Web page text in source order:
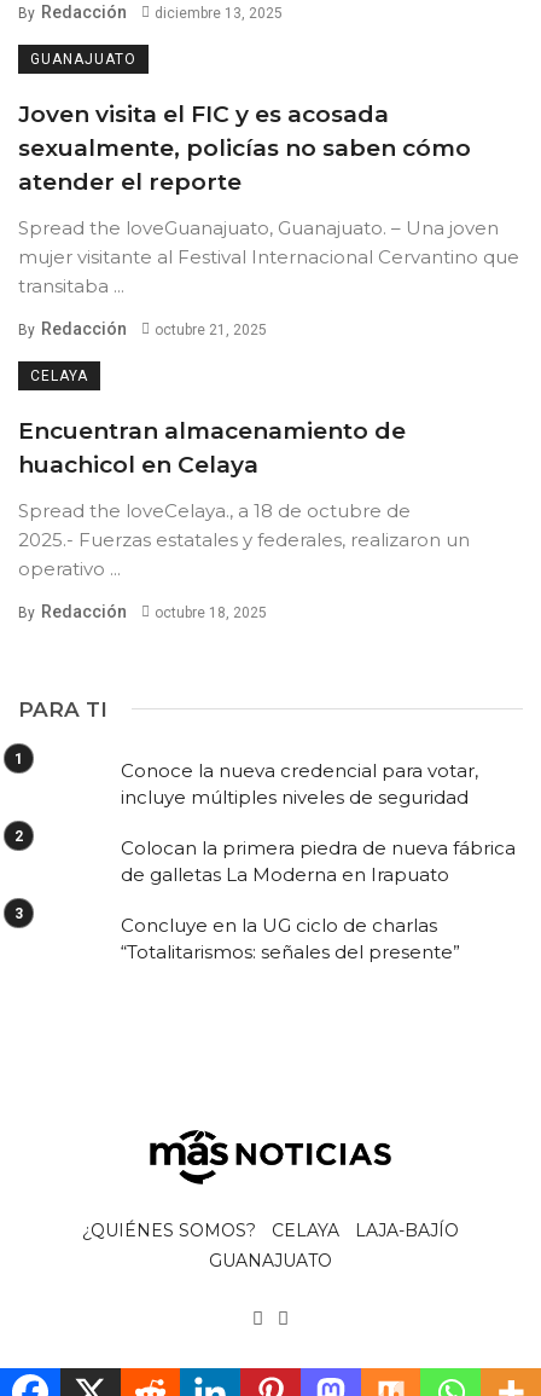
By Redacción diciembre 13, 2025
GUANAJUATO
Joven visita el FIC y es acosada
sexualmente, policías no saben cómo
atender el reporte
Spread the loveGuanajuato, Guanajuato. – Una joven
mujer visitante al Festival Internacional Cervantino que
transitaba ...
By Redacción octubre 21, 2025
CELAYA
Encuentran almacenamiento de
huachicol en Celaya
Spread the loveCelaya., a 18 de octubre de
2025.- Fuerzas estatales y federales, realizaron un
operativo ...
By Redacción octubre 18, 2025
PARA TI
Conoce la nueva credencial para votar,
incluye múltiples niveles de seguridad
Colocan la primera piedra de nueva fábrica
de galletas La Moderna en Irapuato
Concluye en la UG ciclo de charlas
“Totalitarismos: señales del presente”
¿QUIÉNES SOMOS? CELAYA
LAJA-BAJÍO
GUANAJUATO